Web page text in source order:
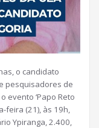
o candidato
pesquisadores de
evento ‘Papo Reto
feira (21), às 19h,
Ypiranga, 2.400,